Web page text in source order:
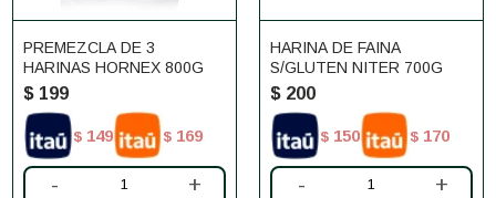
PREMEZCLA DE 3
HARINAS HORNEX 800G
$ 199
$ 149 $ 169
- +
HARINA DE FAINA
S/GLUTEN NITER 700G
$ 200
$ 150 $ 170
- +